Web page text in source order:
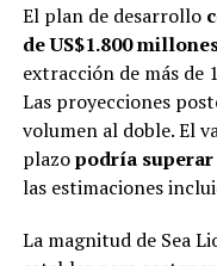
El plan de desarrollo
de US$1.800
extracción de más de
Las proyecciones
volumen al doble. El
plazopodría superar
las estimaciones
La magnitud de Sea